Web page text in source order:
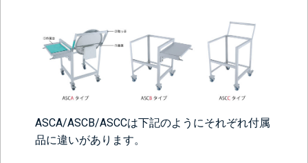
ASCA/ASCB/ASCCは下記のようにそれぞれ付属
品に違いがあります。